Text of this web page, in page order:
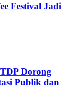
Festival Jadi
Dorong
Publik dan